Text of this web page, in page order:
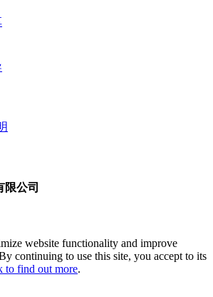
限公司
website functionality and improve
continuing to use this site, you accept to its
to find out more.